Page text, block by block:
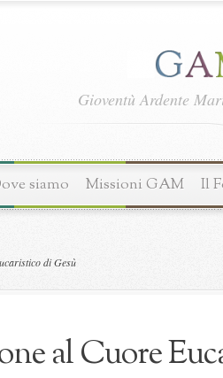
Gioventù Ardente
siamo Missioni GAM Il
di Gesù
al Cuore